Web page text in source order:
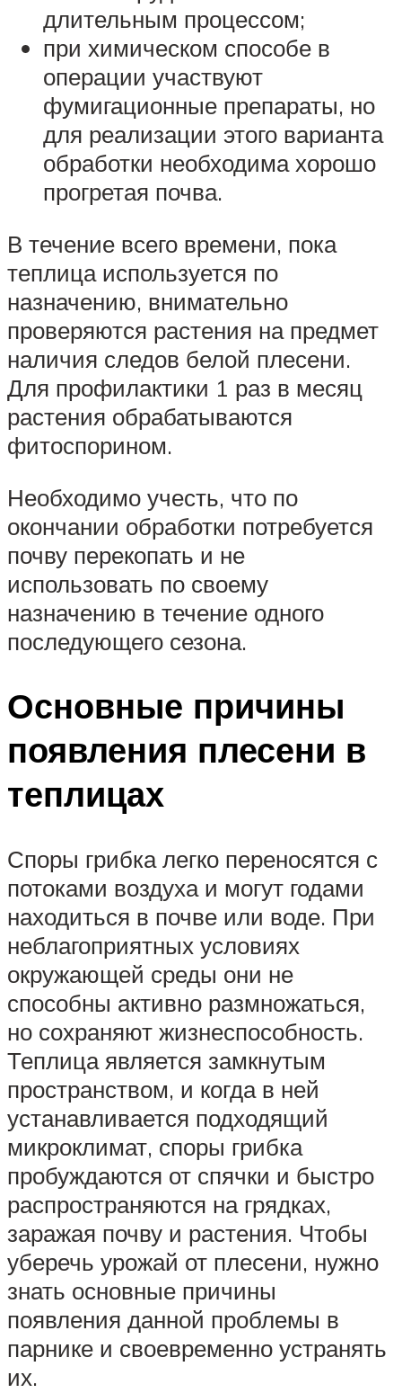
длительным процессом;
при химическом способе в
операции участвуют
фумигационные препараты, но
для реализации этого варианта
обработки необходима хорошо
прогретая почва.
В течение всего времени, пока
теплица используется по
назначению, внимательно
проверяются растения на предмет
наличия следов белой плесени.
Для профилактики 1 раз в месяц
растения обрабатываются
фитоспорином.
Необходимо учесть, что по
окончании обработки потребуется
почву перекопать и не
использовать по своему
назначению в течение одного
последующего сезона.
Основные причины
появления плесени в
теплицах
Споры грибка легко переносятся с
потоками воздуха и могут годами
находиться в почве или воде. При
неблагоприятных условиях
окружающей среды они не
способны активно размножаться,
но сохраняют жизнеспособность.
Теплица является замкнутым
пространством, и когда в ней
устанавливается подходящий
микроклимат, споры грибка
пробуждаются от спячки и быстро
распространяются на грядках,
заражая почву и растения. Чтобы
уберечь урожай от плесени, нужно
знать основные причины
появления данной проблемы в
парнике и своевременно устранять
их.